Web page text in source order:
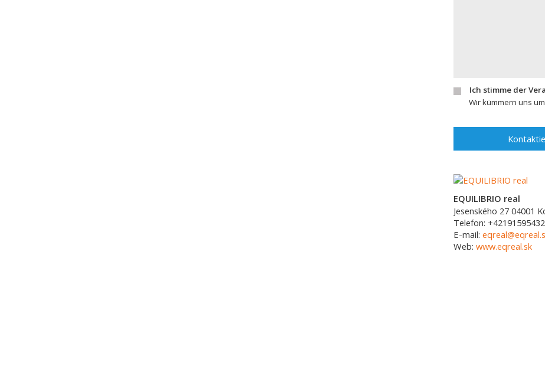
Ich stimme der
Wir kümmern uns
EQUILIBRIO real
Jesenského 27 04001
Telefon:
E-mail:
Web: www.eqreal.sk